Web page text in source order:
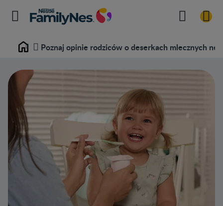
Home Poznaj opinie rodziców o deserkach mlecznych